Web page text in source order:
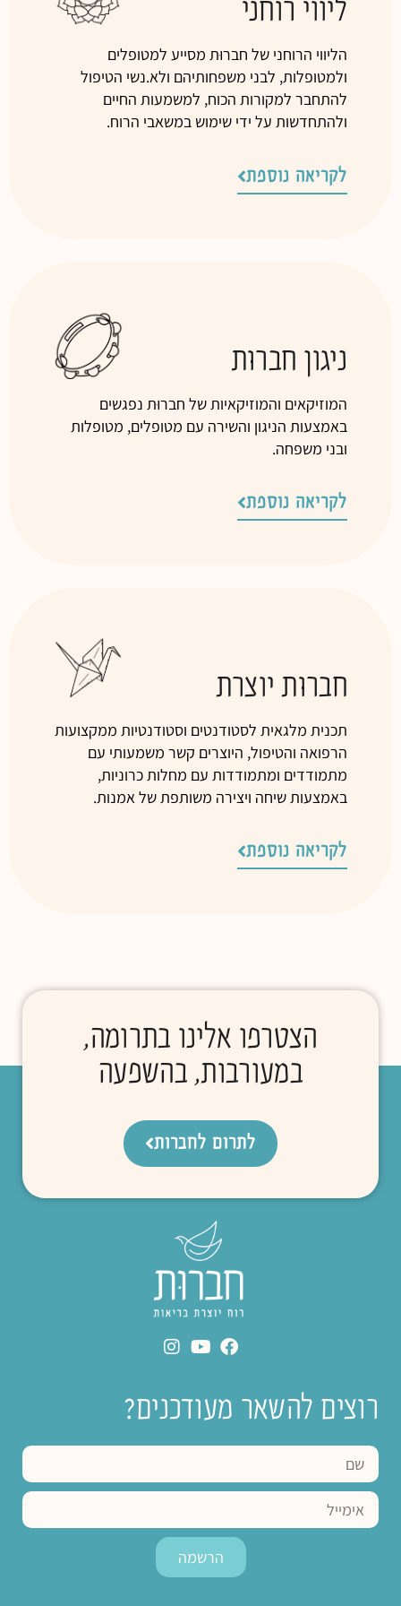
ליווי רוחני
הליווי הרוחני של חברוּת מסייע למטופלים
ולמטופלות, לבני משפחותיהם ולא.נשי הטיפול
להתחבר למקורות הכוח, למשמעות החיים
ולהתחדשות על ידי שימוש במשאבי הרוח.
לקריאה נוספת
ניגון חברוּת
המוזיקאים והמוזיקאיות של חברוּת נפגשים
באמצעות הניגון והשירה עם מטופלים, מטופלות
ובני משפחה.
לקריאה נוספת
חברוּת יוצרת
תכנית מלגאית לסטודנטים וסטודנטיות ממקצועות
הרפואה והטיפול, היוצרים קשר משמעותי עם
מתמודדים ומתמודדות עם מחלות כרוניות,
באמצעות שיחה ויצירה משותפת של אמנות.
לקריאה נוספת
הצטרפו אלינו בתרומה,
במעורבות, בהשפעה
לתרום לחברות
רוצים להשאר מעודכנים?
הרשמה